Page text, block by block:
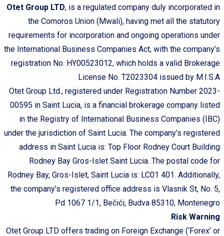
Otet Group LTD, is a regulated company duly incorporated in
the Comoros Union (Mwali), having met all the statutory
requirements for incorporation and ongoing operations under
the International Business Companies Act, with the company’s
registration No. HY00523012, which holds a valid Brokerage
License No. T2023304 issued by M.I.S.A
Otet Group Ltd., registered under Registration Number 2023-
00595 in Saint Lucia, is a financial brokerage company listed
in the Registry of International Business Companies (IBC)
under the jurisdiction of Saint Lucia. The company’s registered
address in Saint Lucia is: Top Floor Rodney Court Building
Rodney Bay Gros-Islet Saint Lucia. The postal code for
Rodney Bay, Gros-Islet, Saint Lucia is: LC01 401. Additionally,
the company’s registered office address is Vlasnik St, No. 5,
Pd 1067 1/1, Bečići, Budva 85310, Montenegro
Risk Warning
Otet Group LTD offers trading on Foreign Exchange (‘Forex’ or